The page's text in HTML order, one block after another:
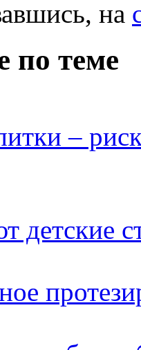
на
по теме
–
детские